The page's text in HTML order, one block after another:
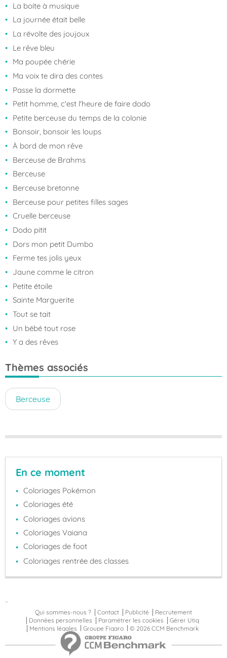
La boite à musique
La journée était belle
La révolte des joujoux
Le rêve bleu
Ma poupée chérie
Ma voix te dira des contes
Passe la dormette
Petit homme, c'est l'heure de faire dodo
Petite berceuse du temps de la colonie
Bonsoir, bonsoir les loups
À bord de mon rêve
Berceuse de Brahms
Berceuse
Berceuse bretonne
Berceuse pour petites filles sages
Cruelle berceuse
Dodo pitit
Dors mon petit Dumbo
Ferme tes jolis yeux
Jaune comme le citron
Petite étoile
Sainte Marguerite
Tout se tait
Un bébé tout rose
Y a des rêves
Thèmes associés
Berceuse
En ce moment
Coloriages Pokémon
Coloriages été
Coloriages avions
Coloriages Vaiana
Coloriages de foot
Coloriages rentrée des classes
Qui sommes-nous ?
Contact Publicité
Recrutement
Données personnelles
Paramétrer les cookies
Gérer Utiq
Mentions légales
Groupe Figaro © 2026 CCM Benchmark